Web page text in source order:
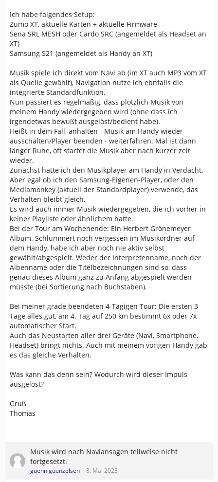
Ich habe folgendes Setup:
Zumo XT, aktuelle Karten + aktuelle Firmware
Sena SRL MESH oder Cardo SRC (angemeldet als Headset an
XT)
Samsung S21 (angemeldet als Handy an XT)
Musik spiele ich direkt vom Navi ab (im XT auch MP3 vom XT
als Quelle gewählt), Navigation nutze ich ebnfalls die
integrierte Standardfunktion.
Nun passiert es regelmäßig, dass plötzlich Musik von
meinem Handy wiedergegeben wird (ohne dass ich
irgendetwas bewußt ausgelöst/bedient habe).
Heißt in dem Fall, anhalten - Musik am Handy wieder
ausschalten/Player beenden - weiterfahren. Mal ist dann
länger Ruhe, oft startet die Musik aber nach kurzer zeit
wieder.
Zunächst hatte ich den Musikplayer am Handy in Verdacht.
Aber egal ob ich den Samsung-Eigenen-Player, oder den
Mediamonkey (aktuell der Standardplayer) verwende, das
Verhalten bleibt gleich.
Es wird auch immer Musik wiedergegeben, die ich vorher in
keiner Playliste oder ähnlichem hatte.
Bei der Tour am Wochenende: Ein Herbert Grönemeyer
Album. Schlummert noch vergessen im Musikordner auf
dem Handy, habe ich aber noch nie aktiv selbst
gewählt/abgespielt. Weder der Interpretenname, noch der
Albenname oder die Titelbezeichnungen sind so, dass
genau dieses Album ganz zu Anfang abgespielt werden
müsste (bei Sortierung nach Buchstaben).
Bei meiner grade beendeten 4-Tägigen Tour: Die ersten 3
Tage alles gut, am 4. Tag auf 250 km bestimmt 6x oder 7x
automatischer Start.
Auch das Neustarten aller drei Geräte (Navi, Smartphone,
Headset) bringt nichts. Auch mit meinem vorigen Handy gab
es das gleiche Verhalten.
Was kann das denn sein? Wodurch wird dieser Impuls
ausgelöst?
Gruß
Thomas
Musik wird nach Naviansagen teilweise nicht
fortgesetzt.
guenniguenzelsen 8. Mai 2023